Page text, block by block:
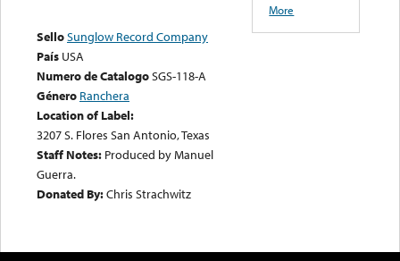
SelloSunglow Record Company
País USA
Numero de CatalogoSGS-118-A
Género Ranchera
Location of Label:
3207 S. Flores San Antonio, Texas
Staff Notes: Produced by Manuel
Guerra.
Donated By:Chris Strachwitz
More